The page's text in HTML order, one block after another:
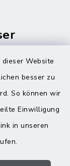
Website
besser zu
So können wir
Einwilligung
in unseren